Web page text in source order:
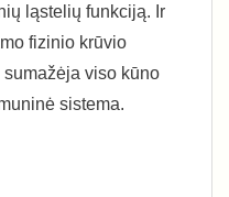
ląstelių funkciją. Ir
fizinio krūvio
viso kūno
sistema.